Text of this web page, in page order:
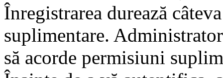
Înregistrarea durează
suplimentare.
să acorde permisiuni